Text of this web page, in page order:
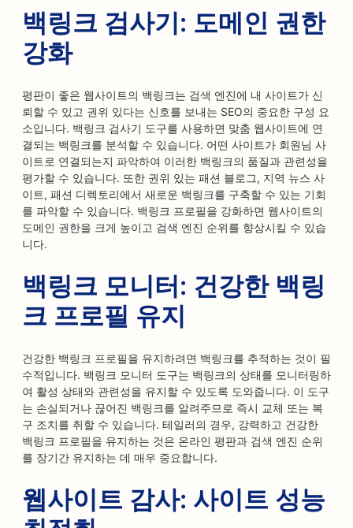
백링크 검사기: 도메인 권한
강화
평판이 좋은 웹사이트의 백링크는 검색 엔진에 내 사이트가 신
뢰할 수 있고 권위 있다는 신호를 보내는 SEO의 중요한 구성 요
소입니다. 백링크 검사기 도구를 사용하면 맞춤 웹사이트에 연
결되는 백링크를 분석할 수 있습니다. 어떤 사이트가 회원님 사
이트로 연결되는지 파악하여 이러한 백링크의 품질과 관련성을
평가할 수 있습니다. 또한 권위 있는 패션 블로그, 지역 뉴스 사
이트, 패션 디렉토리에서 새로운 백링크를 구축할 수 있는 기회
를 파악할 수 있습니다. 백링크 프로필을 강화하면 웹사이트의
도메인 권한을 크게 높이고 검색 엔진 순위를 향상시킬 수 있습
니다.
백링크 모니터: 건강한 백링
크 프로필 유지
건강한 백링크 프로필을 유지하려면 백링크를 추적하는 것이 필
수적입니다. 백링크 모니터 도구는 백링크의 상태를 모니터링하
여 활성 상태와 관련성을 유지할 수 있도록 도와줍니다. 이 도구
는 손실되거나 끊어진 백링크를 알려주므로 즉시 교체 또는 복
구 조치를 취할 수 있습니다. 테일러의 경우, 강력하고 건강한
백링크 프로필을 유지하는 것은 온라인 평판과 검색 엔진 순위
를 장기간 유지하는 데 매우 중요합니다.
웹사이트 감사: 사이트 성능